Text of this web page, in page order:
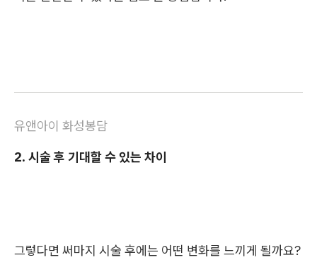
유앤아이 화성봉담
2. 시술 후 기대할 수 있는 차이
그렇다면 써마지 시술 후에는 어떤 변화를 느끼게 될까요?